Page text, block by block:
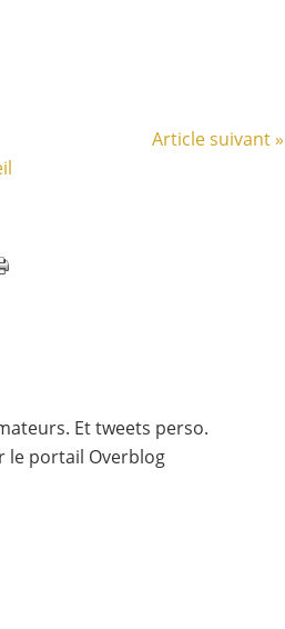
Article suivant »
Et tweets perso.
le portail Overblog